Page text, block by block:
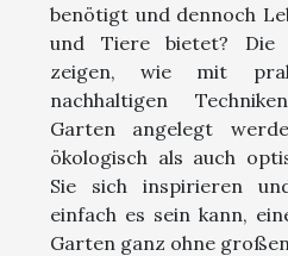
benötigt und dennoch
und Tiere bietet? Die
zeigen, wie mit
nachhaltigen
Garten angelegt
ökologisch als auch
Sie sich inspirieren
einfach es sein kann,
Garten ganz ohne